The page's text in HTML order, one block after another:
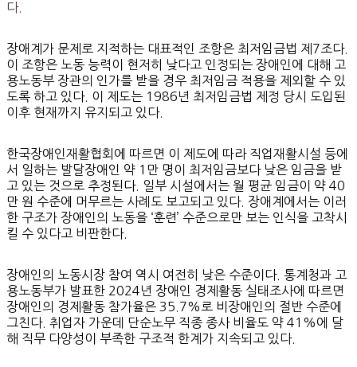
다.
장애계가 문제로 지적하는 대표적인 조항은 최저임금법 제7조다.
이 조항은 노동 능력이 현저히 낮다고 인정되는 장애인에 대해 고
용노동부 장관의 인가를 받을 경우 최저임금 적용을 제외할 수 있
도록 하고 있다. 이 제도는 1986년 최저임금법 제정 당시 도입된
이후 현재까지 유지되고 있다.
한국장애인재활협회에 따르면 이 제도에 따라 직업재활시설 등에
서 일하는 발달장애인 약 1만 명이 최저임금보다 낮은 임금을 받
고 있는 것으로 추정된다. 일부 시설에서는 월 평균 임금이 약 40
만 원 수준에 머무르는 사례도 보고되고 있다. 장애계에서는 이러
한 구조가 장애인의 노동을 ‘훈련’ 수준으로만 보는 인식을 고착시
킬 수 있다고 비판한다.
장애인의 노동시장 참여 역시 여전히 낮은 수준이다. 통계청과 고
용노동부가 발표한 2024년 장애인 경제활동 실태조사에 따르면
장애인의 경제활동 참가율은 35.7%로 비장애인의 절반 수준에
그친다. 취업자 가운데 단순노무 직종 종사 비율도 약 41%에 달
해 직무 다양성이 부족한 구조적 한계가 지속되고 있다.